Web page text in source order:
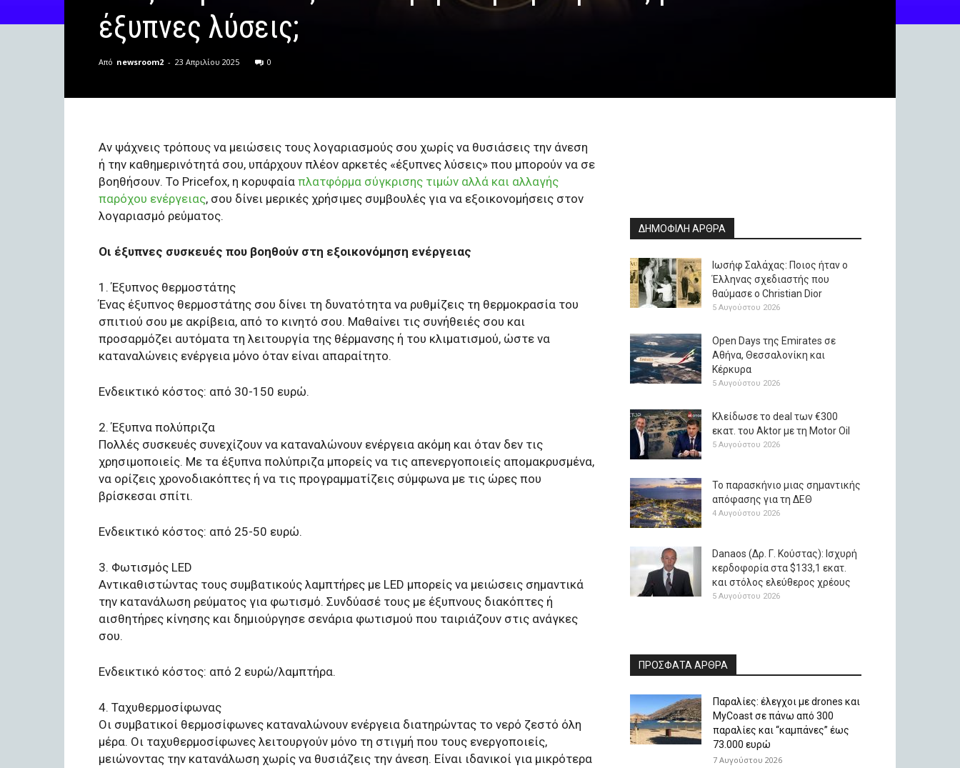
έξυπνες λύσεις;
Από newsroom2 - 23 Απριλίου 2025 0
Αν ψάχνεις τρόπους να μειώσεις τους λογαριασμούς σου χωρίς να θυσιάσεις την άνεση
ή την καθημερινότητά σου, υπάρχουν πλέον αρκετές «έξυπνες λύσεις» που μπορούν να σε
βοηθήσουν. Το Pricefox, η κορυφαία πλατφόρμα σύγκρισης τιμών αλλά και αλλαγής
παρόχου ενέργειας, σου δίνει μερικές χρήσιμες συμβουλές για να εξοικονομήσεις στον
λογαριασμό ρεύματος.
Οι έξυπνες συσκευές που βοηθούν στη εξοικονόμηση ενέργειας
1. Έξυπνος θερμοστάτης
Ένας έξυπνος θερμοστάτης σου δίνει τη δυνατότητα να ρυθμίζεις τη θερμοκρασία του
σπιτιού σου με ακρίβεια, από το κινητό σου. Μαθαίνει τις συνήθειές σου και
προσαρμόζει αυτόματα τη λειτουργία της θέρμανσης ή του κλιματισμού, ώστε να
καταναλώνεις ενέργεια μόνο όταν είναι απαραίτητο.
Ενδεικτικό κόστος: από 30-150 ευρώ.
2. Έξυπνα πολύπριζα
Πολλές συσκευές συνεχίζουν να καταναλώνουν ενέργεια ακόμη και όταν δεν τις
χρησιμοποιείς. Με τα έξυπνα πολύπριζα μπορείς να τις απενεργοποιείς απομακρυσμένα,
να ορίζεις χρονοδιακόπτες ή να τις προγραμματίζεις σύμφωνα με τις ώρες που
βρίσκεσαι σπίτι.
Ενδεικτικό κόστος: από 25-50 ευρώ.
3. Φωτισμός LED
Αντικαθιστώντας τους συμβατικούς λαμπτήρες με LED μπορείς να μειώσεις σημαντικά
την κατανάλωση ρεύματος για φωτισμό. Συνδύασέ τους με έξυπνους διακόπτες ή
αισθητήρες κίνησης και δημιούργησε σενάρια φωτισμού που ταιριάζουν στις ανάγκες
σου.
Ενδεικτικό κόστος: από 2 ευρώ/λαμπτήρα.
4. Ταχυθερμοσίφωνας
Οι συμβατικοί θερμοσίφωνες καταναλώνουν ενέργεια διατηρώντας το νερό ζεστό όλη
μέρα. Οι ταχυθερμοσίφωνες λειτουργούν μόνο τη στιγμή που τους ενεργοποιείς,
μειώνοντας την κατανάλωση χωρίς να θυσιάζεις την άνεση. Είναι ιδανικοί για μικρότερα
ΔΗΜΟΦΙΛΗ ΑΡΘΡΑ
Ιωσήφ Σαλάχας: Ποιος ήταν ο
Έλληνας σχεδιαστής που
θαύμασε ο Christian Dior
5 Αυγούστου 2026
Open Days της Emirates σε
Αθήνα, Θεσσαλονίκη και
Κέρκυρα
5 Αυγούστου 2026
Κλείδωσε το deal των €300
εκατ. του Aktor με τη Μotor Oil
5 Αυγούστου 2026
Το παρασκήνιο μιας σημαντικής
απόφασης για τη ΔΕΘ
4 Αυγούστου 2026
Danaos (Δρ. Γ. Κούστας): Ισχυρή
κερδοφορία στα $133,1 εκατ.
και στόλος ελεύθερος χρέους
5 Αυγούστου 2026
ΠΡΟΣΦΑΤΑ ΑΡΘΡΑ
Παραλίες: έλεγχοι με drones και
MyCoast σε πάνω από 300
παραλίες και “καμπάνες” έως
73.000 ευρώ
7 Αυγούστου 2026